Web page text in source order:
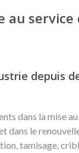
au service
depuis
dans la mise
dans le
tamisage,